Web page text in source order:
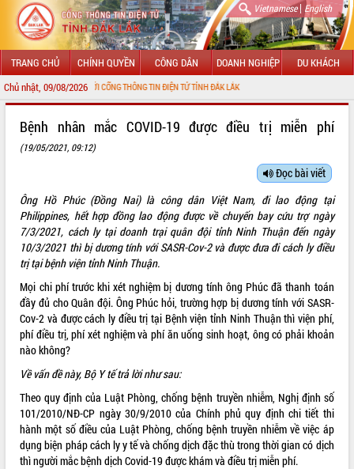
Vietnamese| English
TRANG CHỦ CHÍNH QUYỀN CÔNG DÂN DOANH NGHIỆP DU KHÁCH
Chủ nhật, 09/08/2026
MỪNG ĐẾN VỚI CỔNG THÔNG TIN ĐIỆN TỬ TỈNH ĐẮK LẮK
LÃNH ĐẠO UBND TỈNH
SỞ, BAN, NGÀNH
UBND CÁC XÃ, PHƯỜNG
HỆ THỐNG VĂN BẢN
VĂN BẢN HĐND TỈNH
ĐIỂM TIN VĂN BẢN
QUY HOẠCH - KẾ HOẠCH
QUẢNG CÁO
Bệnh nhân mắc COVID-19 được điều trị miễn phí
(19/05/2021, 09:12)
Đọc bài viết
Ông Hồ Phúc (Đồng Nai) là công dân Việt Nam, đi lao động tại
Philippines, hết hợp đồng lao động được về chuyến bay cứu trợ ngày
7/3/2021, cách ly tại doanh trại quân đội tỉnh Ninh Thuận đến ngày
10/3/2021 thì bị dương tính với SASR-Cov-2 và được đưa đi cách ly điều
trị tại bệnh viện tỉnh Ninh Thuận.
Mọi chi phí trước khi xét nghiệm bị dương tính ông Phúc đã thanh toán
đầy đủ cho Quân đội. Ông Phúc hỏi, trường hợp bị dương tính với SASR-
Cov-2 và được cách ly điều trị tại Bệnh viện tỉnh Ninh Thuận thì viện phí,
phí điều trị, phí xét nghiệm và phí ăn uống sinh hoạt, ông có phải khoản
nào không?
Về vấn đề này, Bộ Y tế trả lời như sau:
Theo quy định của Luật Phòng, chống bệnh truyền nhiễm, Nghị định số
101/2010/NĐ-CP ngày 30/9/2010 của Chính phủ quy định chi tiết thi
hành một số điều của Luật Phòng, chống bệnh truyền nhiễm về việc áp
dụng biện pháp cách ly y tế và chống dịch đặc thù trong thời gian có dịch
thì người mắc bệnh dịch Covid-19 được khám và điều trị miễn phí.